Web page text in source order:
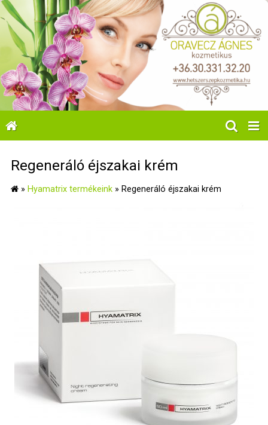
Regeneráló éjszakai krém
» Hyamatrix termékeink » Regeneráló éjszakai krém